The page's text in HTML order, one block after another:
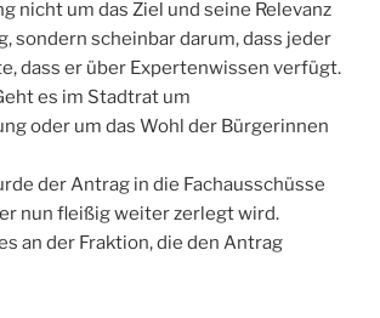
nicht um das Ziel und seine Relevanz
sondern scheinbar darum, dass jeder
dass er über Expertenwissen verfügt.
es im Stadtrat um
oder um das Wohl der Bürgerinnen
der Antrag in die Fachausschüsse
nun fleißig weiter zerlegt wird.
an der Fraktion, die den Antrag